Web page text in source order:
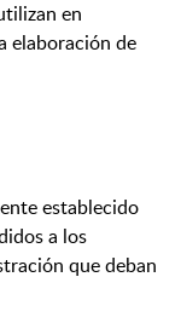
en
elaboración de
establecido
a los
que deban